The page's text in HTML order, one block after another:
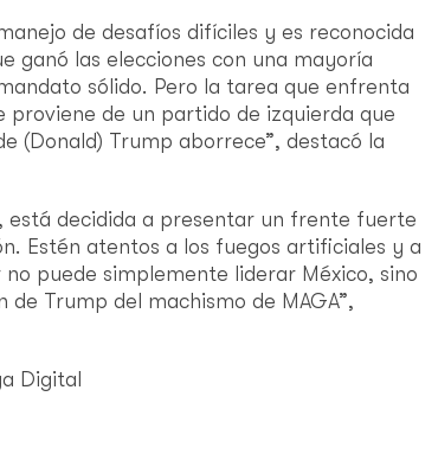
de desafíos difíciles y es reconocida
ganó las elecciones con una mayoría
sólido. Pero la tarea que enfrenta
de un partido de izquierda que
(Donald) Trump aborrece”, destacó la
está decidida a presentar un frente fuerte
Estén atentos a los fuegos artificiales y a
puede simplemente liderar México, sino
Trump del machismo de MAGA”,
Digital